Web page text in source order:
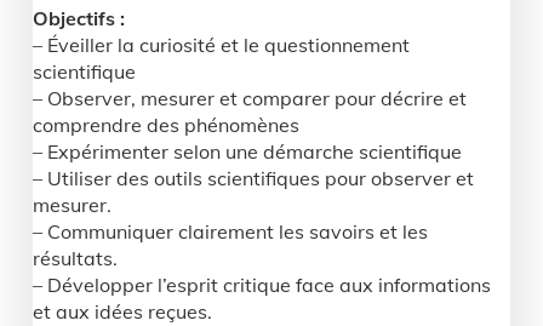
Objectifs :
– Éveiller la curiosité et le questionnement
scientifique
– Observer, mesurer et comparer pour décrire et
comprendre des phénomènes
– Expérimenter selon une démarche scientifique
– Utiliser des outils scientifiques pour observer et
mesurer.
– Communiquer clairement les savoirs et les
résultats.
– Développer l’esprit critique face aux informations
et aux idées reçues.